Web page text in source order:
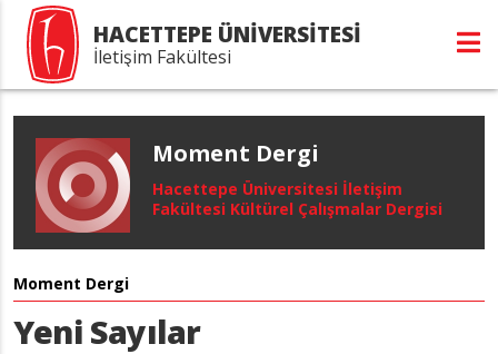
HACETTEPE ÜNİVERSİTESİ
İletişim Fakültesi
Moment Dergi
Hacettepe Üniversitesi İletişim
Fakültesi Kültürel Çalışmalar Dergisi
Moment Dergi
Yeni Sayılar